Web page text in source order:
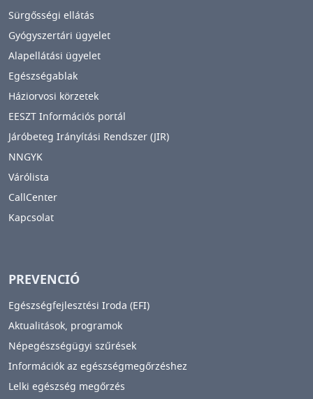
Sürgősségi ellátás
Gyógyszertári ügyelet
Alapellátási ügyelet
Egészségablak
Háziorvosi körzetek
EESZT Információs portál
Járóbeteg Irányítási Rendszer (JIR)
NNGYK
Várólista
CallCenter
Kapcsolat
PREVENCIÓ
Egészségfejlesztési Iroda (EFI)
Aktualitások, programok
Népegészségügyi szűrések
Információk az egészségmegőrzéshez
Lelki egészség megőrzés